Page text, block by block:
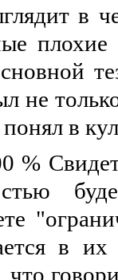
в
понял в
%
в
что